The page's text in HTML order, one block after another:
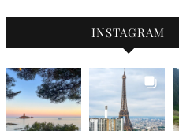
INSTAGRAM